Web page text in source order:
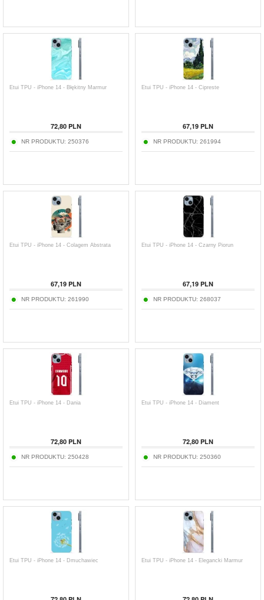
Etui TPU - iPhone 14 - Błękitny Marmur
72,80 PLN
NR PRODUKTU: 250376
Etui TPU - iPhone 14 - Cipreste
67,19 PLN
NR PRODUKTU: 261994
Etui TPU - iPhone 14 - Colagem Abstrata
67,19 PLN
NR PRODUKTU: 261990
Etui TPU - iPhone 14 - Czarny Piorun
67,19 PLN
NR PRODUKTU: 268037
Etui TPU - iPhone 14 - Dania
72,80 PLN
NR PRODUKTU: 250428
Etui TPU - iPhone 14 - Diament
72,80 PLN
NR PRODUKTU: 250360
Etui TPU - iPhone 14 - Dmuchawiec Etui TPU - iPhone 14 - Elegancki Marmur